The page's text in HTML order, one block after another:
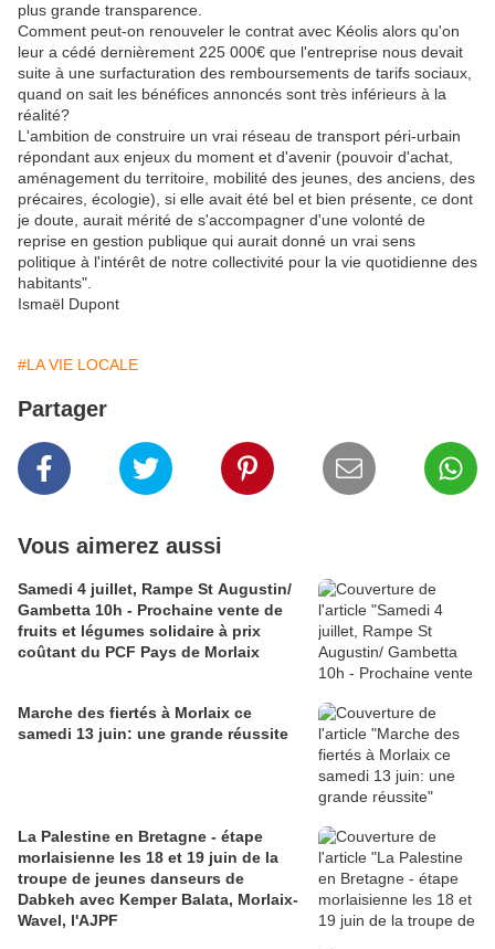
plus grande transparence.
Comment peut-on renouveler le contrat avec Kéolis alors qu'on
leur a cédé dernièrement 225 000€ que l'entreprise nous devait
suite à une surfacturation des remboursements de tarifs sociaux,
quand on sait les bénéfices annoncés sont très inférieurs à la
réalité?
L'ambition de construire un vrai réseau de transport péri-urbain
répondant aux enjeux du moment et d'avenir (pouvoir d'achat,
aménagement du territoire, mobilité des jeunes, des anciens, des
précaires, écologie), si elle avait été bel et bien présente, ce dont
je doute, aurait mérité de s'accompagner d'une volonté de
reprise en gestion publique qui aurait donné un vrai sens
politique à l'intérêt de notre collectivité pour la vie quotidienne des
habitants".
Ismaël Dupont
#LA VIE LOCALE
Partager
Vous aimerez aussi
Samedi 4 juillet, Rampe St Augustin/
Gambetta 10h - Prochaine vente de
fruits et légumes solidaire à prix
coûtant du PCF Pays de Morlaix
Marche des fiertés à Morlaix ce
samedi 13 juin: une grande réussite
La Palestine en Bretagne - étape
morlaisienne les 18 et 19 juin de la
troupe de jeunes danseurs de
Dabkeh avec Kemper Balata, Morlaix-
Wavel, l'AJPF